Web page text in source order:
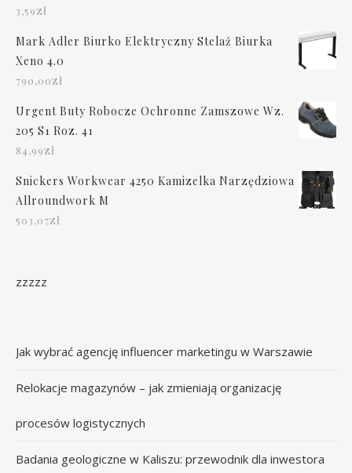
3,59zł
Mark Adler Biurko Elektryczny Stelaż Biurka
Xeno 4.0
790,00zł
Urgent Buty Robocze Ochronne Zamszowe Wz.
205 S1 Roz. 41
84,99zł
Snickers Workwear 4250 Kamizelka Narzędziowa
Allroundwork M
503,07zł
zzzzz
Jak wybrać agencję influencer marketingu w Warszawie
Relokacje magazynów – jak zmieniają organizację
procesów logistycznych
Badania geologiczne w Kaliszu: przewodnik dla inwestora